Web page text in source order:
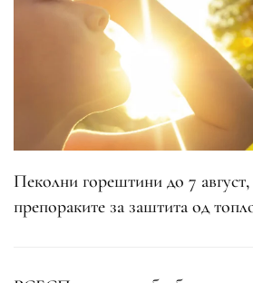
Пеколни горештини до 7 август,
препораките за заштита од